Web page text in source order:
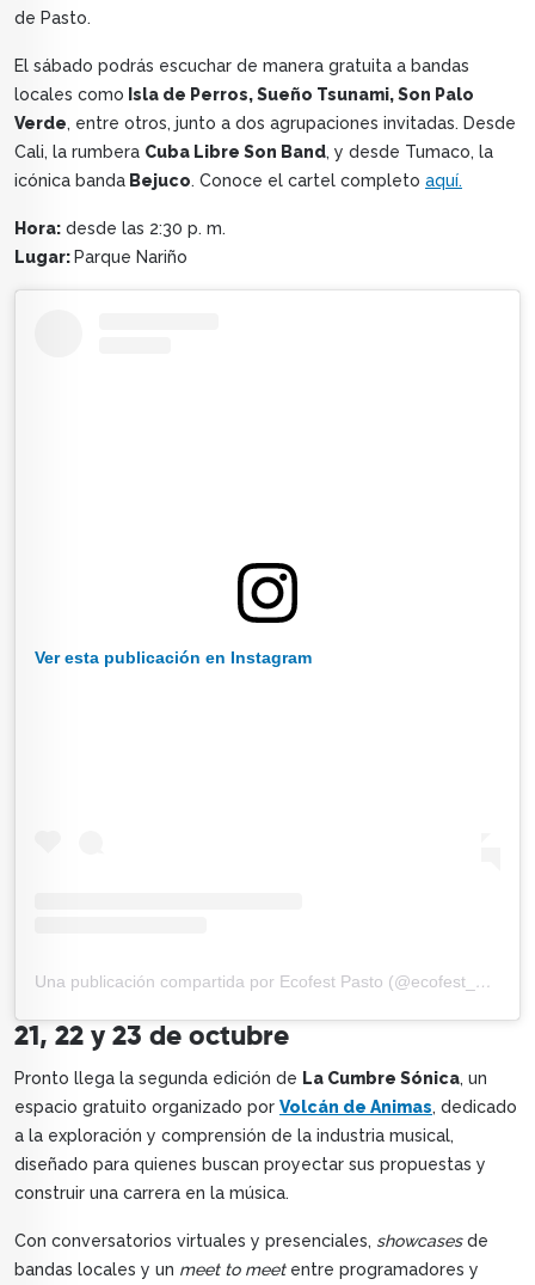
de Pasto.
El sábado podrás escuchar de manera gratuita a bandas
locales como Isla de Perros, Sueño Tsunami, Son Palo
Verde, entre otros, junto a dos agrupaciones invitadas. Desde
Cali, la rumbera Cuba Libre Son Band, y desde Tumaco, la
icónica banda Bejuco. Conoce el cartel completo aquí.
Hora: desde las 2:30 p. m.
Lugar: Parque Nariño
Ver esta publicación en Instagram
Una publicación compartida por Ecofest Pasto (@ecofest_pasto)
21, 22 y 23 de octubre
Pronto llega la segunda edición de La Cumbre Sónica, un
espacio gratuito organizado por Volcán de Animas, dedicado
a la exploración y comprensión de la industria musical,
diseñado para quienes buscan proyectar sus propuestas y
construir una carrera en la música.
Con conversatorios virtuales y presenciales, showcasesde
bandas locales y un meet to meetentre programadores y